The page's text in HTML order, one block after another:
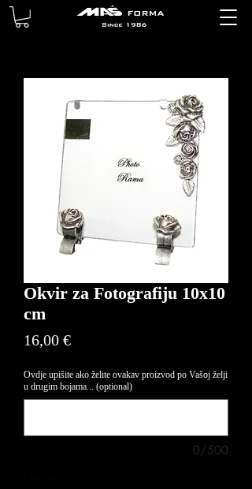
Okvir za Fotografiju 10x10
cm
16,00 €Price
Ovdje upišite ako želite ovakav proizvod po Vašoj želji
u drugim bojama... (optional)
0/500